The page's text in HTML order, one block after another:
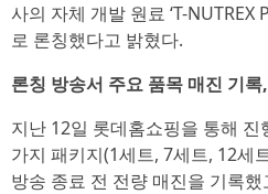
사의 자체 개발 원료 ‘T-
로 론칭했다고 밝혔다.
론칭 방송서 주요 품목 매진 기
지난 12일 롯데홈쇼핑을 통해 진
가지 패키지(1세트, 7세트, 12세
방송 종료 전 전량 매진을 기록